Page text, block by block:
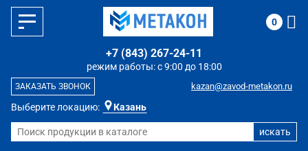
Выберите локацию: Казань
режим работы: с 9:00 до 18:00
+7 (843) 267-24-11
kazan@zavod-metakon.ru
ЗАКАЗАТЬ ЗВОНОК
0